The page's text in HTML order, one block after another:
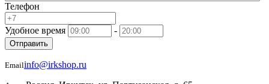
Телефон
Удобное время -
Отправить
Emailinfo@irkshop.ru